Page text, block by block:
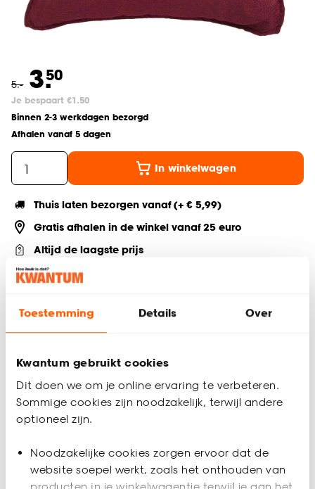
Toestemming Details Over
Kwantum gebruikt cookies
Dit doen we om je online ervaring te verbeteren.
Sommige cookies zijn noodzakelijk, terwijl andere
optioneel zijn.
Noodzakelijke cookies zorgen ervoor dat de
website soepel werkt, zoals het onthouden van
5.- 3.50
Je bespaart €1.50
Binnen 2-3 werkdagen bezorgd
Afhalen vanaf 5 dagen
In winkelwagen
Thuis laten bezorgen vanaf (+ € 5,99)
Gratis afhalen in de winkel vanaf 25 euro
Altijd de laagste prijs
Deel jouw product & volg ons op social
Productspecificaties
Artikelnummer 4319442
Kleur Rood